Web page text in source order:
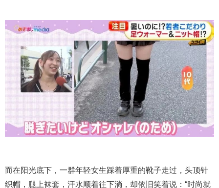
而在阳光底下，一群年轻女生踩着厚重的靴子走过，头顶针
织帽，腿上袜套，汗水顺着往下淌，却依旧笑着说：“时尚就